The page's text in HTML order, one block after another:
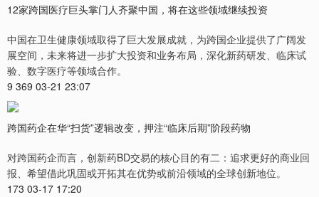
12家跨国医疗巨头掌门人齐聚中国，将在这些领域继续投资
中国在卫生健康领域取得了巨大发展成就，为跨国企业提供了广阔发
展空间，未来将进一步扩大投资和业务布局，深化新药研发、临床试
验、数字医疗等领域合作。
9 369 03-21 23:07
跨国药企在华“扫货”逻辑改变，押注“临床后期”阶段药物
对跨国药企而言，创新药BD交易的核心目的有二：追求更好的商业回
报、希望借此巩固或开拓其在优势或前沿领域的全球创新地位。
173 03-17 17:20